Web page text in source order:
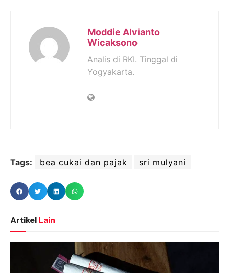
Moddie Alvianto
Wicaksono
Analis di RKI. Tinggal di
Yogyakarta.
Tags: bea cukai dan pajak sri mulyani
Artikel Lain